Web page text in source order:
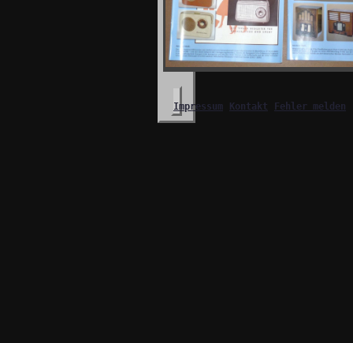
Impressum Kontakt Fehler melden